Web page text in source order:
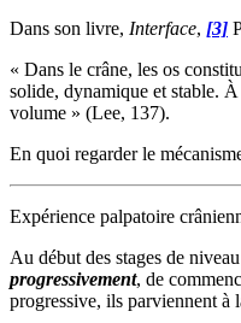
Dans son livre, Interface, [3]
« Dans le crâne, les os
solide, dynamique et stable.
volume » (Lee, 137).
En quoi regarder le
Expérience palpatoire
Au début des stages de
progressivement, de
progressive, ils parviennent à